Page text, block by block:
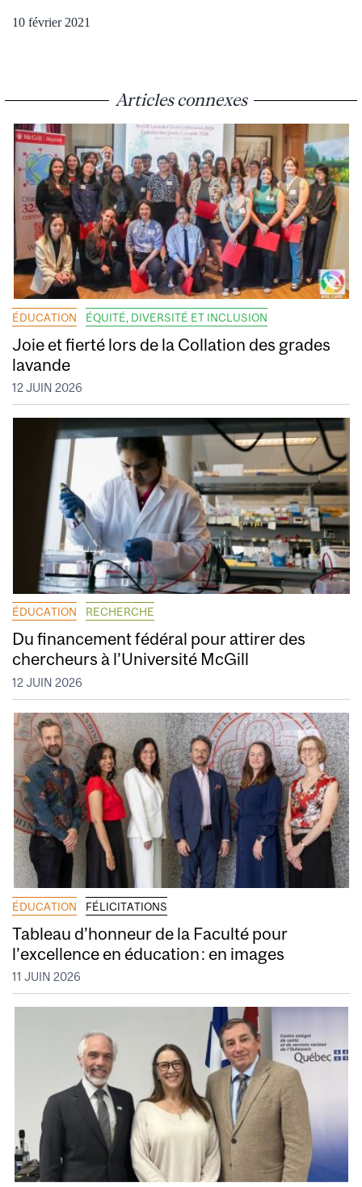
10 février 2021
Articles connexes
ÉDUCATION ÉQUITÉ, DIVERSITÉ ET INCLUSION
Joie et fierté lors de la Collation des grades
lavande
12 JUIN 2026
ÉDUCATION RECHERCHE
Du financement fédéral pour attirer des
chercheurs à l’Université McGill
12 JUIN 2026
ÉDUCATION FÉLICITATIONS
Tableau d’honneur de la Faculté pour
l’excellence en éducation : en images
11 JUIN 2026